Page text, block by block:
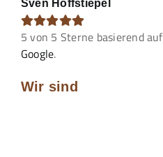
Sven Hoffstiepel
5 von 5 Sterne basierend auf
Google.
Wir sind